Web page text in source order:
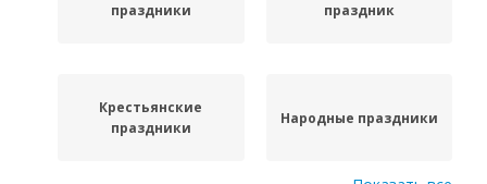
праздники
праздник
Крестьянские
праздники
Народные праздники